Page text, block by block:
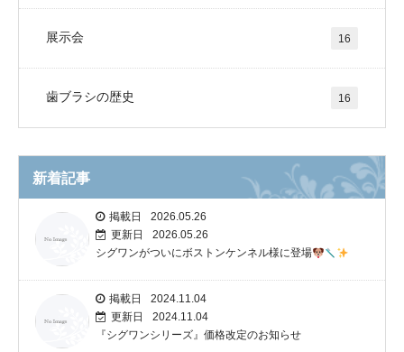
展示会 16
歯ブラシの歴史 16
新着記事
掲載日
2026.05.26
更新日
2026.05.26
シグワンがついにボストンケンネル様に登場
掲載日
2024.11.04
更新日
2024.11.04
『シグワンシリーズ』価格改定のお知らせ